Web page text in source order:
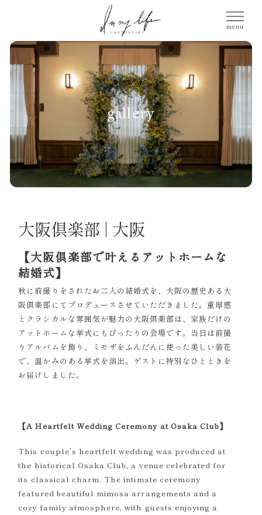
gallery
大阪倶楽部 | 大阪
【大阪倶楽部で叶えるアットホームな
結婚式】
秋に前撮りをされたお二人の結婚式を、大阪の歴史ある大
阪倶楽部にてプロデュースさせていただきました。重厚感
とクラシカルな雰囲気が魅力の大阪倶楽部は、家族だけの
アットホームな挙式にもぴったりの会場です。当日は前撮
りアルバムを飾り、ミモザをふんだんに使った美しい装花
で、温かみのある挙式を演出。ゲストに特別なひとときを
お届けしました。
【A Heartfelt Wedding Ceremony at Osaka Club】
This couple’s heartfelt wedding was produced at
the historical Osaka Club, a venue celebrated for
its classical charm. The intimate ceremony
featured beautiful mimosa arrangements and a
cozy family atmosphere, with guests enjoying a